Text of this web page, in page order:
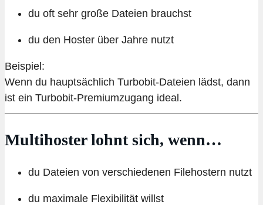
du oft sehr große Dateien brauchst
du den Hoster über Jahre nutzt
Beispiel:
Wenn du hauptsächlich Turbobit-Dateien lädst, dann
ist ein Turbobit-Premiumzugang ideal.
Multihoster lohnt sich, wenn…
du Dateien von verschiedenen Filehostern nutzt
du maximale Flexibilität willst